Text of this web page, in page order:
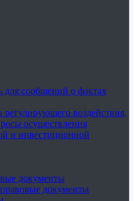
для сообщений о фактах
регулирующего воздействия,
осуществления
и инвестиционной
документы
документы